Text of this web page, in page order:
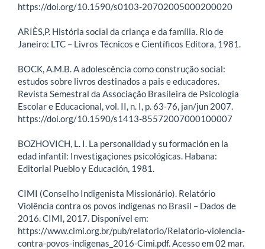
https://doi.org/10.1590/s0103-20702005000200020
ARIÈS,P. História social da criança e da família. Rio de
Janeiro: LTC – Livros Técnicos e Científicos Editora, 1981.
BOCK, A.M.B. A adolescência como construção social:
estudos sobre livros destinados a pais e educadores.
Revista Semestral da Associação Brasileira de Psicologia
Escolar e Educacional, vol. II, n. I, p. 63-76, jan/jun 2007.
https://doi.org/10.1590/s1413-85572007000100007
BOZHOVICH, L. I. La personalidad y su formación en la
edad infantil: Investigaçiones psicológicas. Habana:
Editorial Pueblo y Educación, 1981.
CIMI (Conselho Indigenista Missionário). Relatório
Violência contra os povos indígenas no Brasil – Dados de
2016. CIMI, 2017. Disponível em:
https://www.cimi.org.br/pub/relatorio/Relatorio-violencia-
contra-povos-indigenas_2016-Cimi.pdf. Acesso em 02 mar.